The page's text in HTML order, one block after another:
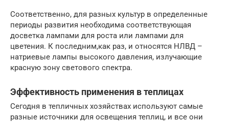
Соответственно, для разных культур в определенные
периоды развития необходима соответствующая
досветка лампами для роста или лампами для
цветения. К последним,как раз, и относятся НЛВД –
натриевые лампы высокого давления, излучающие
красную зону светового спектра.
Эффективность применения в теплицах
Сегодня в тепличных хозяйствах используют самые
разные источники для освещения теплиц, и все они